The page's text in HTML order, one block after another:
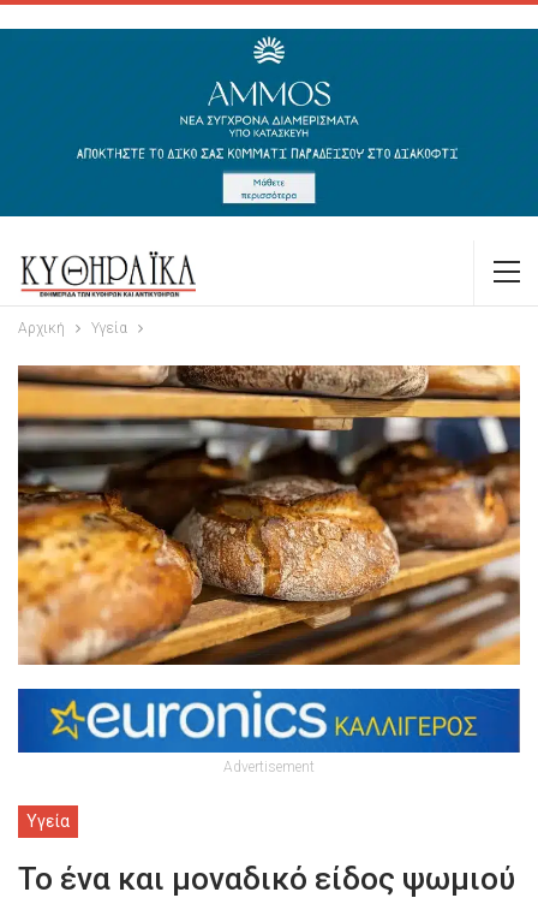
Αρχική Υγεία
Advertisement
Υγεία
Το ένα και μοναδικό είδος ψωμιού